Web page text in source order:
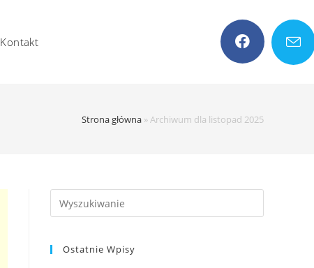
Kontakt
Strona główna » Archiwum dla listopad 2025
Search
this
Ostatnie Wpisy